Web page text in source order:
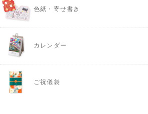
色紙・寄せ書き
カレンダー
ご祝儀袋